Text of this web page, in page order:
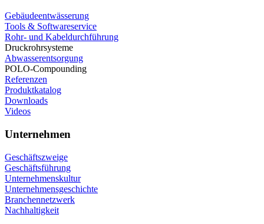
Gebäudeentwässerung
Tools & Softwareservice
Rohr- und Kabeldurchführung
Druckrohrsysteme
Abwasserentsorgung
POLO-Compounding
Referenzen
Produktkatalog
Downloads
Videos
Unternehmen
Geschäftszweige
Geschäftsführung
Unternehmenskultur
Unternehmensgeschichte
Branchennetzwerk
Nachhaltigkeit